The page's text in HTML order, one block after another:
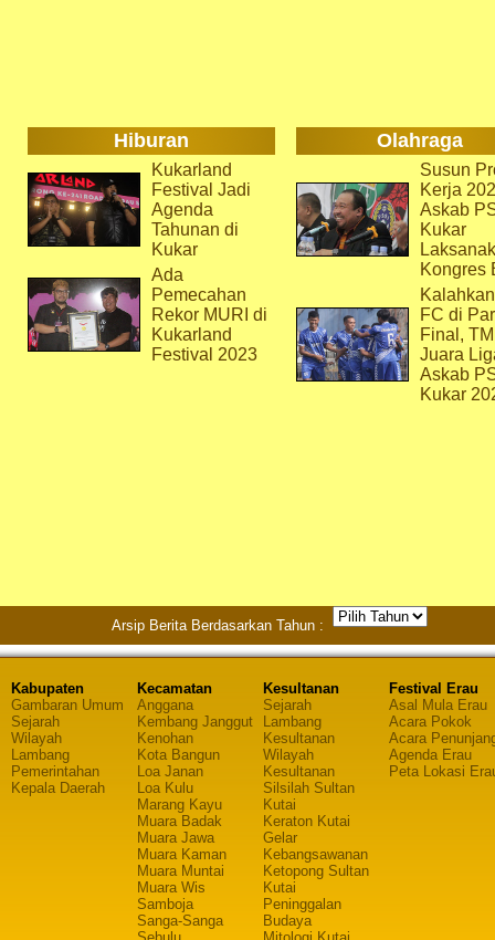
Hiburan Olahraga
Kukarland
Festival Jadi
Agenda
Tahunan di
Kukar
Ada
Pemecahan
Rekor MURI di
Kukarland
Festival 2023
Susun
Kerja
Askab
Kukar
Kongres
FC di
Final,
Juara
Askab
Kukar
Arsip Berita Berdasarkan Tahun :
Kabupaten
Gambaran Umum
Sejarah
Wilayah
Lambang
Pemerintahan
Kepala Daerah
Kecamatan
Anggana
Kembang Janggut
Kenohan
Kota Bangun
Loa Janan
Loa Kulu
Marang Kayu
Muara Badak
Muara Jawa
Muara Kaman
Muara Muntai
Muara Wis
Samboja
Sanga-Sanga
Kesultanan
Sejarah
Lambang
Kesultanan
Wilayah
Kesultanan
Silsilah Sultan
Kutai
Keraton Kutai
Gelar
Kebangsawanan
Ketopong Sultan
Kutai
Peninggalan
Budaya
Festival Erau
Asal Mula Erau
Acara Pokok
Acara
Agenda Erau
Peta Lokasi